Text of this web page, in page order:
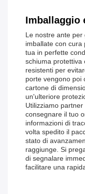
Imballaggio
Le nostre ante
imballate con
tua in perfette
schiuma protettiva
resistenti per
porte vengono poi
cartone di
un'ulteriore
Utilizziamo
consegnare il tuo
informazioni di
volta spedito il
stato di
raggiunge. Si
di segnalare
facilitare una